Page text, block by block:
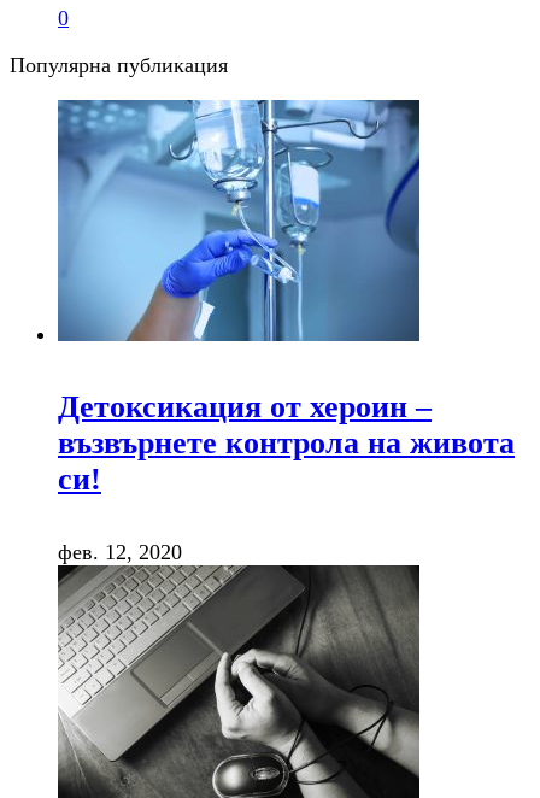
0
Популярна публикация
Детоксикация от хероин –
възвърнете контрола на живота
си!
фев. 12, 2020